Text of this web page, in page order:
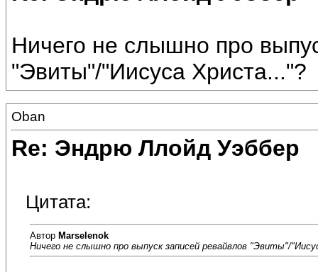
Ничего не слышно про
"Эвиты"/"Иисуса Христа..."?
Oban
Re: Эндрю Ллойд Уэббер
Цитата:
Автор Marselenok
Ничего не слышно про выпуск записей ревайвлов "Эвиты"/